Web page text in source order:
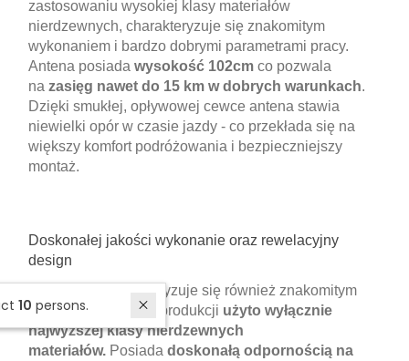
zastosowaniu wysokiej klasy materiałów
nierdzewnych, charakteryzuje się znakomitym
wykonaniem i bardzo dobrymi parametrami pracy.
Antena posiada wysokość 102cm co pozwala
na zasięg nawet do 15 km w dobrych warunkach.
Dzięki smukłej, opływowej cewce antena stawia
niewielki opór w czasie jazdy - co przekłada się na
większy komfort podróżowania i bezpieczniejszy
montaż.
Doskonałej jakości wykonanie oraz rewelacyjny
design
Antenę CB charakteryzuje się również znakomitym
wykonaniem. Do jej produkcji użyto wyłącznie
najwyższej klasy nierdzewnych
materiałów. Posiada doskonałą odpornością na
In last 7 days interested in the product 10persons.